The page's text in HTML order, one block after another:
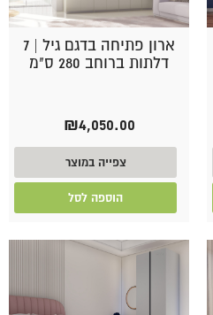
ארון פתיחה בדגם גיל | 7
דלתות ברוחב 280 ס"מ
₪4,050.00
צפייה במוצר
הוספה לסל